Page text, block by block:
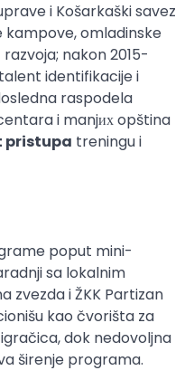
i Košarkaški savez
kampove, omladinske
nakon 2015-
identifikacije i
raspodela
i manjих opština
pristupa treningu i
poput mini-
sa lokalnim
zvezda i ŽKK Partizan
kao čvorišta za
dok nedovoljna
širenje programa.